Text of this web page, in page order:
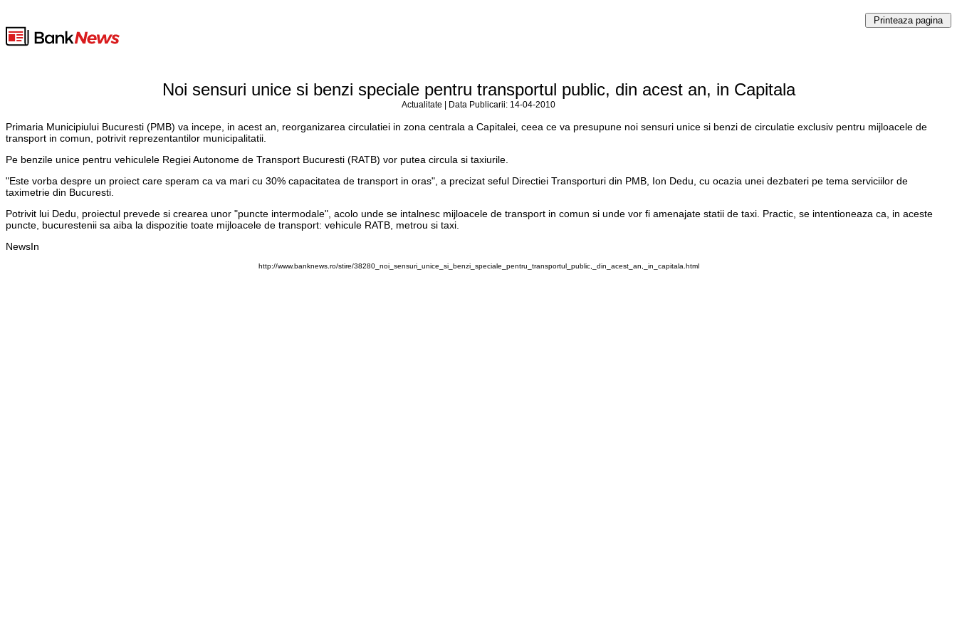
Noi sensuri unice si benzi speciale pentru transportul public, din acest an, in Capitala
Actualitate | Data Publicarii: 14-04-2010
Primaria Municipiului Bucuresti (PMB) va incepe, in acest an, reorganizarea circulatiei in zona centrala a Capitalei, ceea ce va presupune noi sensuri unice si benzi de circulatie exclusiv pentru mijloacele de
transport in comun, potrivit reprezentantilor municipalitatii.
Pe benzile unice pentru vehiculele Regiei Autonome de Transport Bucuresti (RATB) vor putea circula si taxiurile.
"Este vorba despre un proiect care speram ca va mari cu 30% capacitatea de transport in oras", a precizat seful Directiei Transporturi din PMB, Ion Dedu, cu ocazia unei dezbateri pe tema serviciilor de
taximetrie din Bucuresti.
Potrivit lui Dedu, proiectul prevede si crearea unor "puncte intermodale", acolo unde se intalnesc mijloacele de transport in comun si unde vor fi amenajate statii de taxi. Practic, se intentioneaza ca, in aceste
puncte, bucurestenii sa aiba la dispozitie toate mijloacele de transport: vehicule RATB, metrou si taxi.
NewsIn
http://www.banknews.ro/stire/38280_noi_sensuri_unice_si_benzi_speciale_pentru_transportul_public,_din_acest_an,_in_capitala.html